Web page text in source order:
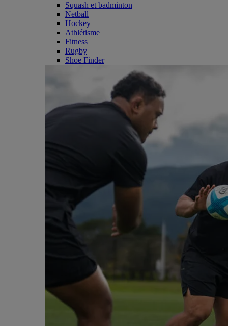
Squash et badminton
Netball
Hockey
Athlétisme
Fitness
Rugby
Shoe Finder